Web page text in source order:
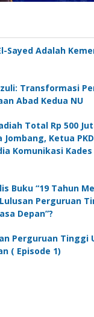
Sayed Adalah
Transformasi
Abad Kedua NU
Total Rp 500
Ketua
Komunikasi
Buku “19 Tahun
Lulusan Perguruan
Depan”?
Perguruan Tinggi
( Episode 1)